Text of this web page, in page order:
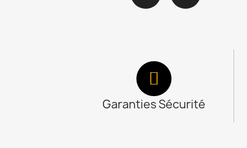
Garanties Sécurité